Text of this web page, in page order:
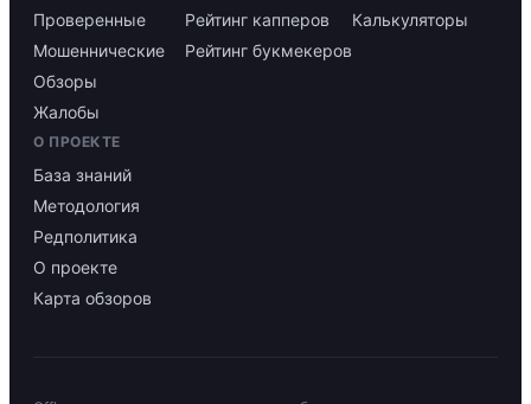
Проверенные
Мошеннические
Обзоры
Жалобы
Рейтинг капперов
Рейтинг букмекеров
Калькуляторы
О ПРОЕКТЕ
База знаний
Методология
Редполитика
О проекте
Карта обзоров